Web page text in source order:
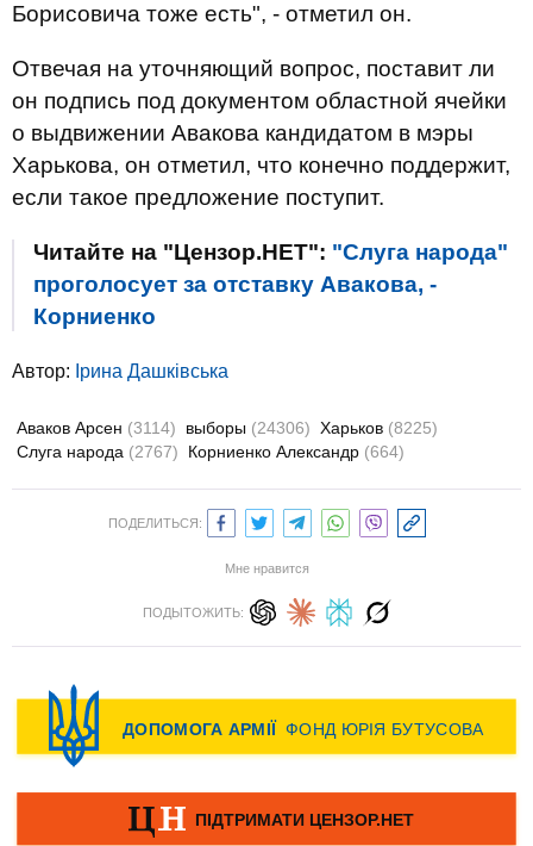
Борисовича тоже есть", - отметил он.
Отвечая на уточняющий вопрос, поставит ли
он подпись под документом областной ячейки
о выдвижении Авакова кандидатом в мэры
Харькова, он отметил, что конечно поддержит,
если такое предложение поступит.
Читайте на "Цензор.НЕТ": "Слуга народа"
проголосует за отставку Авакова, -
Корниенко
Автор: Ірина Дашківська
Аваков Арсен (3114) выборы (24306) Харьков (8225)
Слуга народа (2767) Корниенко Александр (664)
ПОДЕЛИТЬСЯ:
Мне нравится
ПОДЫТОЖИТЬ: